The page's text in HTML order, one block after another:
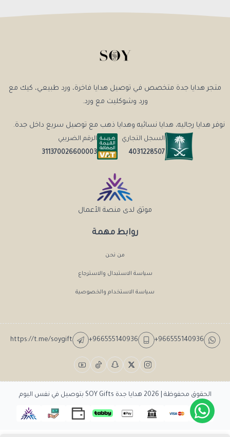
روابط مهمة
من نحن
سياسة الاستبدال والاسترجاع
سياسة الاستخدام والخصوصية
متجر هدايا جدة متخصص في توصيل هدايا فاخرة، ورد طبيعي، كيك مع
ورد وشوكليت مع ورد.
نوفر هدايا رجاليه، هدايا نسائيه وهدايا ذهب مع توصيل سريع داخل جدة.
السجل التجاري
4031228507
الرقم الضريبي
311370026600003
موثق لدى منصة الأعمال
+966555140936
+966555140936
https://t.me/soygift
الحقوق محفوظة | 2026 هدايا جدة SOY Gifts بتوصيل في نفس اليوم